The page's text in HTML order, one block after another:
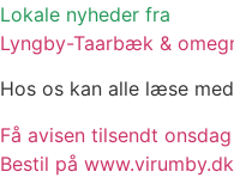
Lokale nyheder fra
Lyngby-Taarbæk &
Hos os kan alle læse med
Få avisen tilsendt
Bestil på www.virumby.dk